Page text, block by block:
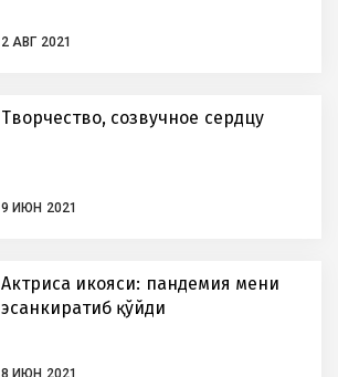
2 АВГ 2021
Творчество, созвучное сердцу
9 ИЮН 2021
Актриса ҳикояси: пандемия мени
эсанкиратиб қўйди
8 ИЮН 2021